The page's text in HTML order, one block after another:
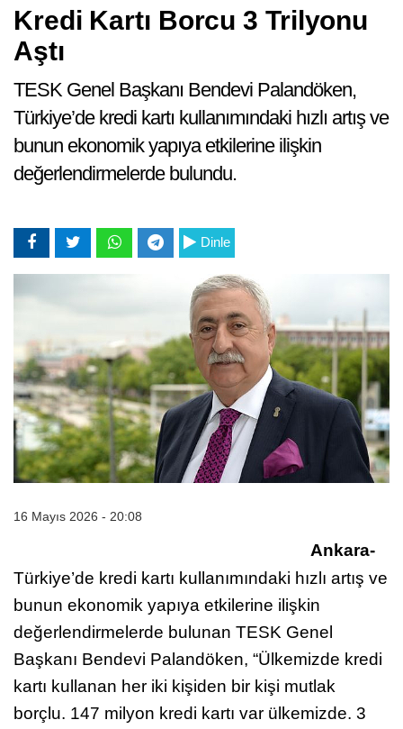
Kredi Kartı Borcu 3 Trilyonu
Aştı
TESK Genel Başkanı Bendevi Palandöken,
Türkiye’de kredi kartı kullanımındaki hızlı artış ve
bunun ekonomik yapıya etkilerine ilişkin
değerlendirmelerde bulundu.
Dinle
16 Mayıs 2026 - 20:08
Ankara-
Türkiye’de kredi kartı kullanımındaki hızlı artış ve
bunun ekonomik yapıya etkilerine ilişkin
değerlendirmelerde bulunan TESK Genel
Başkanı Bendevi Palandöken, “Ülkemizde kredi
kartı kullanan her iki kişiden bir kişi mutlak
borçlu. 147 milyon kredi kartı var ülkemizde. 3